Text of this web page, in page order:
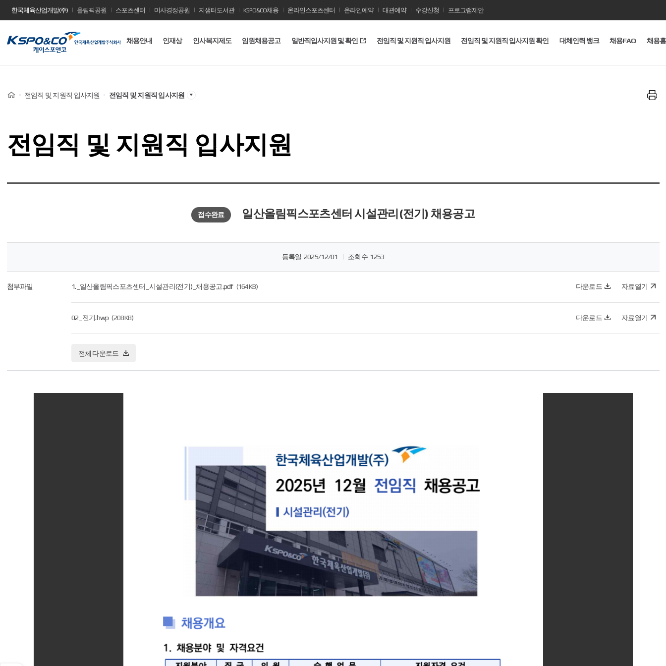
한국체육산업개발(주) 올림픽공원 스포츠센터 미사경정공원 지샘터도서관 KSPO&CO채용 온라인스포츠센터 온라인예약 대관예약 수강신청 프로그램제안
사
이
채용안내 인재상 인사복지제도 임원채용공고 일반직입사지원 및 확인 전임직 및 지원직 입사지원 전임직 및 지원직 입사지원 확인 대체인력 뱅크 채용FAQ 채용
Home전임직 및 지원직 입사지원 전임직 및 지원직 입사지원
프
전임직 및 지원직 입사지원
접수완료 일산올림픽스포츠센터 시설관리(전기) 채용공고
등록일 2025/12/01 조회수 1253
첨부파일 1._일산올림픽스포츠센터_시설관리(전기)_채용공고.pdf (164KB) 다운로드 자료열기
02_전기.hwp (208KB) 다운로드 자료열기
전체 다운로드